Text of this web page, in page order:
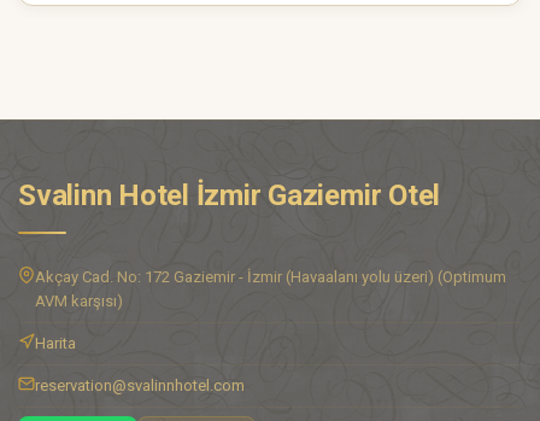
Svalinn Hotel İzmir Gaziemir Otel
Akçay Cad. No: 172 Gaziemir - İzmir (Havaalanı yolu üzeri) (Optimum
AVM karşısı)
Harita
reservation@svalinnhotel.com